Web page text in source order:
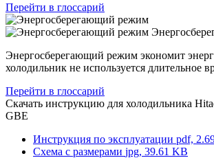
Перейти в глоссарий
Энергосберегающий режим экономит
холодильник не используется длительное
Перейти в глоссарий
Скачать инструкцию для холодильника
GBE
Инструкция по эксплуатации pdf,
Схема с размерами jpg, 39.61 KB